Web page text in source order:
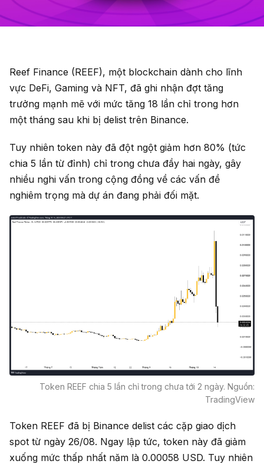
Reef Finance (REEF), một blockchain dành cho lĩnh
vực DeFi, Gaming và NFT, đã ghi nhận đợt tăng
trưởng mạnh mẽ với mức tăng 18 lần chỉ trong hơn
một tháng sau khi bị delist trên Binance.
Tuy nhiên token này đã đột ngột giảm hơn 80% (tức
chia 5 lần từ đỉnh) chỉ trong chưa đầy hai ngày, gây
nhiều nghi vấn trong cộng đồng về các vấn đề
nghiêm trọng mà dự án đang phải đối mặt.
Token REEF chia 5 lần chỉ trong chưa tới 2 ngày. Nguồn:
TradingView
Token REEF đã bị Binance delist các cặp giao dịch
spot từ ngày 26/08. Ngay lập tức, token này đã giảm
xuống mức thấp nhất năm là 0.00058 USD. Tuy nhiên